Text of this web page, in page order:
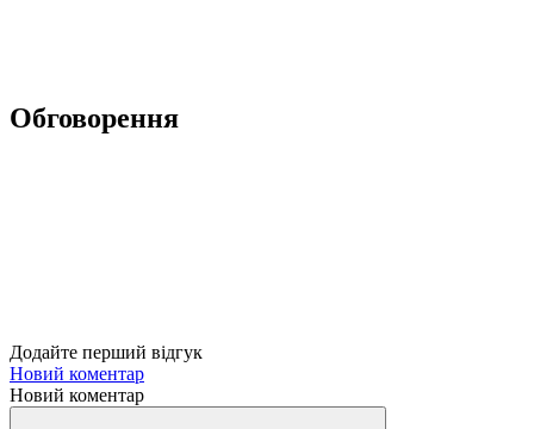
Обговорення
Додайте перший відгук
Новий коментар
Новий коментар